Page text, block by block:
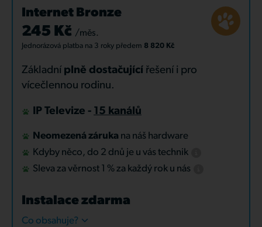
Internet Bronze
245 Kč /měs.
Jednorázová platba na 3 roky předem 8 820 Kč
Základní plně dostačující řešení i pro
vícečlennou rodinu.
IP Televize - 15 kanálů
Neomezená záruka na náš hardware
Kdyby něco, do 2 dnů je u vás technik
Sleva za věrnost 1 % za každý rok u nás
Instalace zdarma
Co obsahuje?